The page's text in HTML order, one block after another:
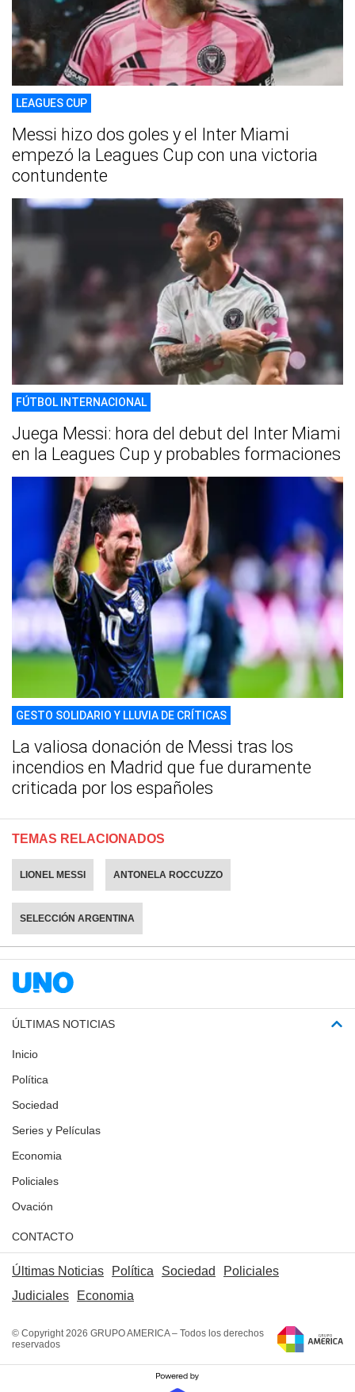
LEAGUES CUP
Messi hizo dos goles y el Inter Miami
empezó la Leagues Cup con una victoria
contundente
FÚTBOL INTERNACIONAL
Juega Messi: hora del debut del Inter Miami
en la Leagues Cup y probables formaciones
GESTO SOLIDARIO Y LLUVIA DE CRÍTICAS
La valiosa donación de Messi tras los
incendios en Madrid que fue duramente
criticada por los españoles
TEMAS RELACIONADOS
LIONEL MESSI ANTONELA ROCCUZZO
SELECCIÓN ARGENTINA
ÚLTIMAS NOTICIAS
Inicio
Política
Sociedad
Series y Películas
Economia
Policiales
Ovación
CONTACTO
Últimas Noticias Política Sociedad
Policiales
Judiciales
Economia
© Copyright 2026 GRUPO AMERICA – Todos los derechos
reservados